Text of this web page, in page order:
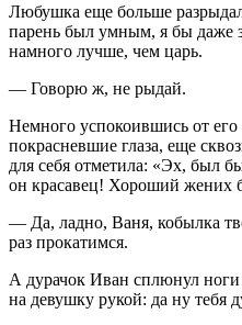
Любушка еще больше
парень был умным, я бы даже
намного лучше, чем царь.
— Говорю ж, не рыдай.
Немного успокоившись от его
покрасневшие глаза, еще
для себя отметила: «Эх, был
он красавец! Хороший
— Да, ладно, Ваня, кобылка
раз прокатимся.
А дурачок Иван сплюнул
на девушку рукой: да ну тебя